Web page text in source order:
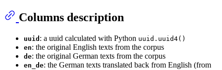
Columns description
uuid : a uuid calculated with Python uuid.uuid4()
en: the original English texts from the corpus
de: the original German texts from the corpus
en_de: the German texts translated back from English (from